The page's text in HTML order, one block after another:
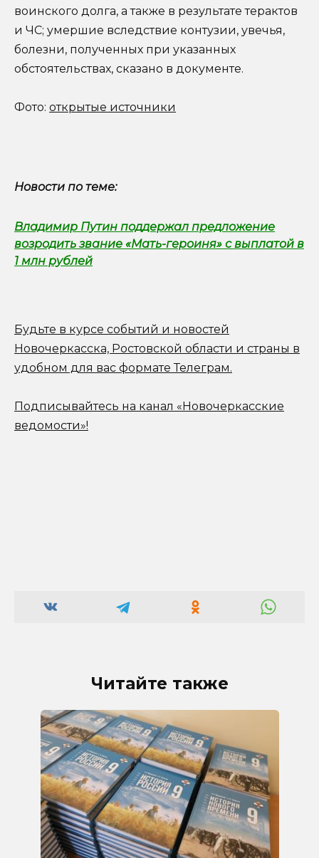
воинского долга, а также в результате терактов
и ЧС; умершие вследствие контузии, увечья,
болезни, полученных при указанных
обстоятельствах, сказано в документе.
Фото: открытые источники
Новости по теме:
Владимир Путин поддержал предложение
возродить звание «Мать-героиня» с выплатой в
1 млн рублей
Будьте в курсе событий и новостей
Новочеркасска, Ростовской области и страны в
удобном для вас формате Телеграм.
Подписывайтесь на канал «Новочеркасские
ведомости»!
Читайте также